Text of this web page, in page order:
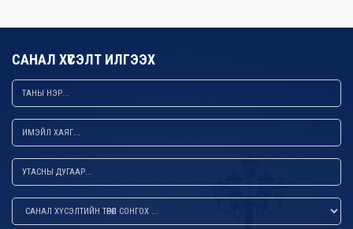
САНАЛ ХҮСЭЛТ ИЛГЭЭХ